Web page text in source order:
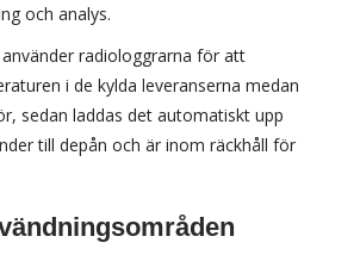
och analys.
radiologgrarna för att
i de kylda leveranserna medan
sedan laddas det automatiskt upp
till depån och är inom räckhåll för